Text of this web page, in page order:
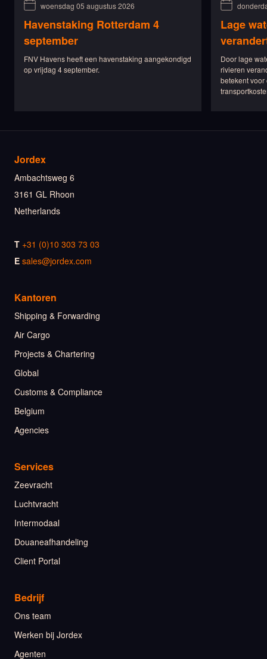
woensdag 05 augustus 2026
Havenstaking Rotterdam 4
september
FNV Havens heeft een havenstaking aangekondigd
op vrijdag 4 september.
Lage
Door lage
rivieren
betekent
Jordex
Ambachtsweg 6
3161 GL Rhoon
Netherlands
T +31 (0)10 303 73 03
E sales@jordex.com
Kantoren
Shipping & Forwarding
Air Cargo
Projects & Chartering
Global
Customs & Compliance
Belgium
Agencies
Services
Zeevracht
Luchtvracht
Intermodaal
Douaneafhandeling
Client Portal
Bedrijf
Ons team
Werken bij Jordex
Agenten